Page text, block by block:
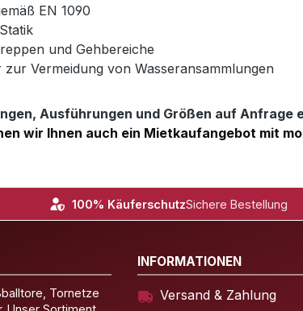
EN 1090
und Gehbereiche
Vermeidung von Wasseransammlungen
Ausführungen und Größen auf Anfrage
wir Ihnen auch ein Mietkaufangebot mit
100% KäuferschutzSichere Bestellung
Tornetze
INFORMATIONEN
Versand & Zahlung